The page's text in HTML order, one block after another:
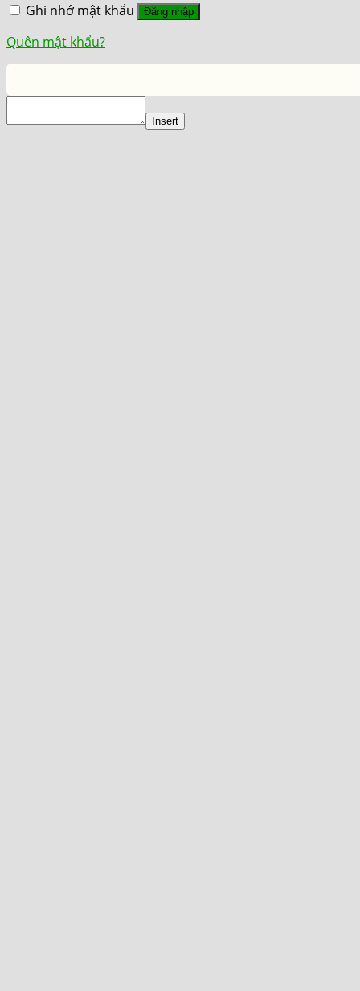
Ghi nhớ mật khẩu
Đăng nhập
Quên mật khẩu?
Insert